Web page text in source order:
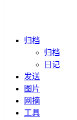
归档
归档
日记
发送
图片
网摘
工具